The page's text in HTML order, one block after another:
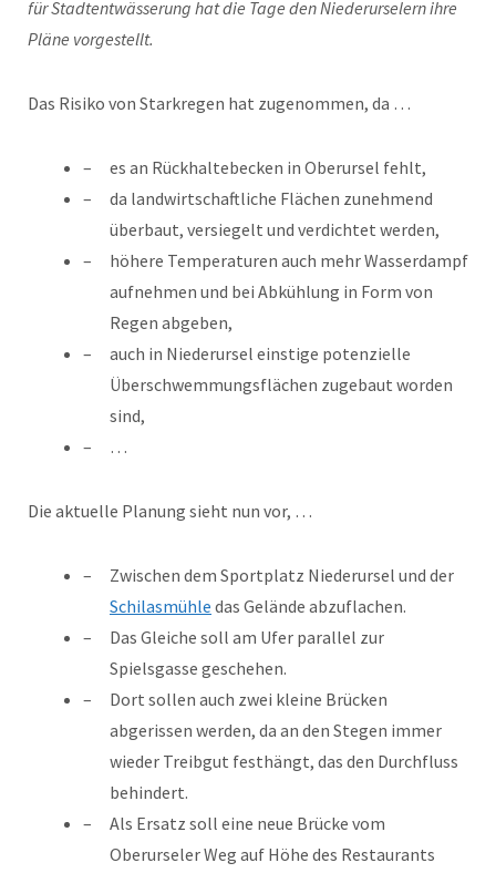
für Stadtentwässerung hat die Tage den Niederurselern ihre
Pläne vorgestellt.
Das Risiko von Starkregen hat zugenommen, da …
es an Rückhaltebecken in Oberursel fehlt,
da landwirtschaftliche Flächen zunehmend
überbaut, versiegelt und verdichtet werden,
höhere Temperaturen auch mehr Wasserdampf
aufnehmen und bei Abkühlung in Form von
Regen abgeben,
auch in Niederursel einstige potenzielle
Überschwemmungsflächen zugebaut worden
sind,
…
Die aktuelle Planung sieht nun vor, …
Zwischen dem Sportplatz Niederursel und der
Schilasmühle das Gelände abzuflachen.
Das Gleiche soll am Ufer parallel zur
Spielsgasse geschehen.
Dort sollen auch zwei kleine Brücken
abgerissen werden, da an den Stegen immer
wieder Treibgut festhängt, das den Durchfluss
behindert.
Als Ersatz soll eine neue Brücke vom
Oberurseler Weg auf Höhe des Restaurants